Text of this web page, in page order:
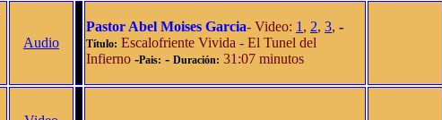
Audio
Pastor Abel Moises Garcia- Video: 1 , 2, 3, -
Título: Escalofriente Vivida - El Tunel del
Infierno -Pais: - Duración: 31:07 minutos